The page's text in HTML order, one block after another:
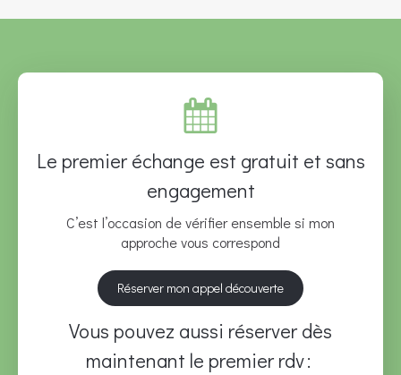
Le premier échange est gratuit et sans
engagement
C’est l’occasion de vérifier ensemble si mon
approche vous correspond
Réserver mon appel découverte
Vous pouvez aussi réserver dès
maintenant le premier rdv :